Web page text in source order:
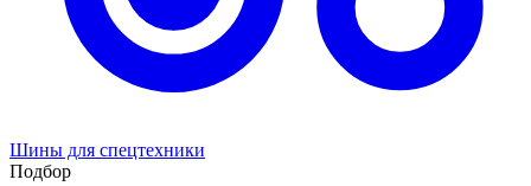
Шины для спецтехники
Подбор